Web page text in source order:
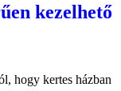
kezelhető
hogy kertes házban